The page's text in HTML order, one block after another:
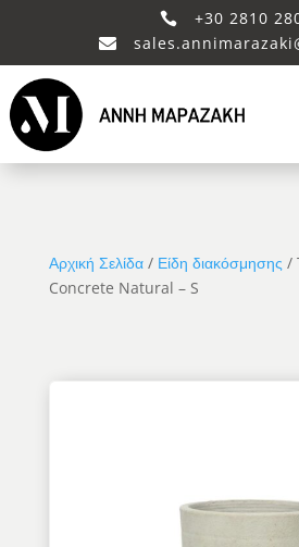
 +30 2810

Αρχική Σελίδα/ Είδη διακόσμησης /
Concrete Natural – S